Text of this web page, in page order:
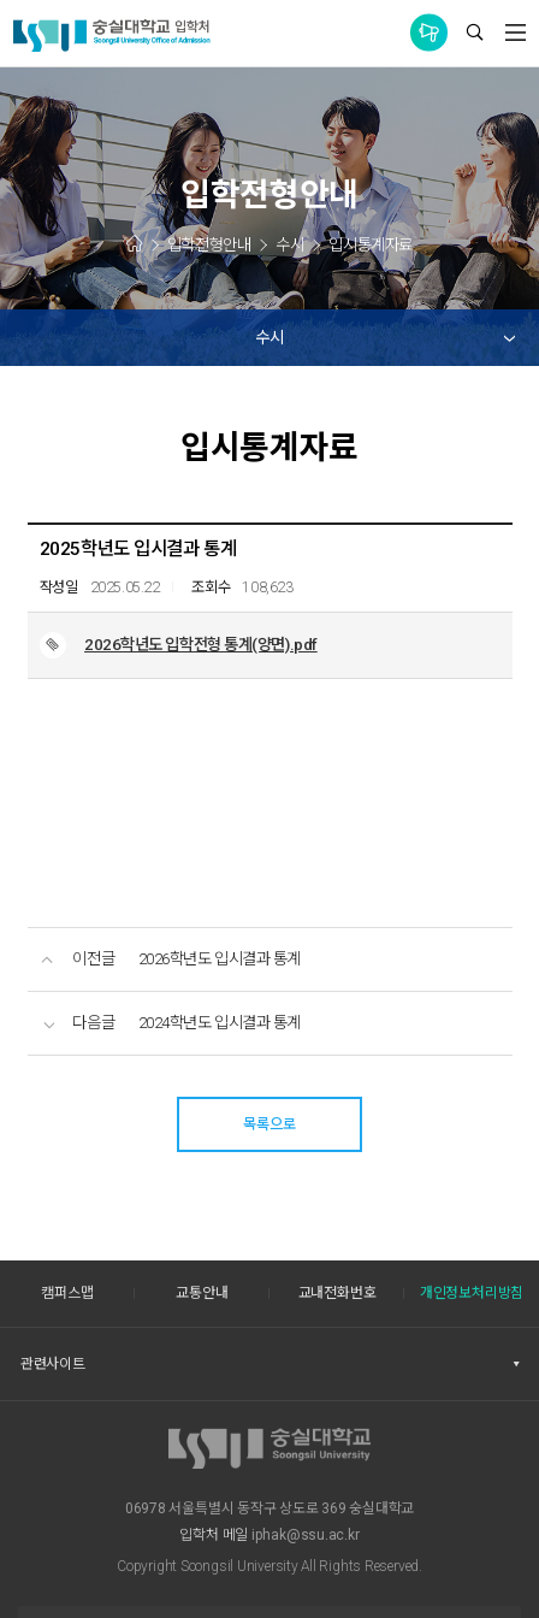
통합공지사항
입학전형안내
입학전형안내 수시 입시통계자료
수시
입시통계자료
2025학년도 입시결과 통계
2025.05.22 108,623
2026학년도 입학전형 통계(양면).pdf
이전글 2026학년도 입시결과 통계
다음글 2024학년도 입시결과 통계
목록으로
캠퍼스맵 교통안내 교내전화번호 개인정보처리방침
관련사이트
06978 서울특별시 동작구 상도로 369 숭실대학교
입학처 메일 iphak@ssu.ac.kr
Copyright Soongsil University All Rights Reserved.